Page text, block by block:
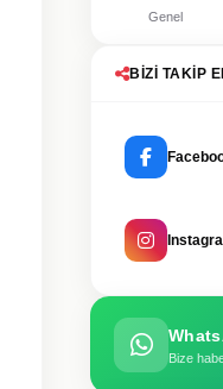
Genel
BIZI TAKIP
Bize